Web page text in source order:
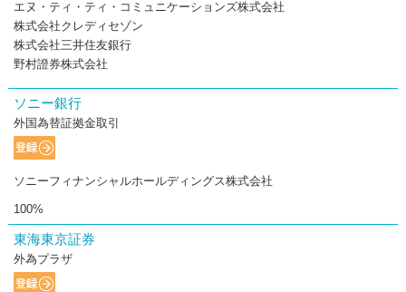
エヌ・ティ・ティ・コミュニケーションズ株式会社
株式会社クレディセゾン
株式会社三井住友銀行
野村證券株式会社
ソニー銀行
外国為替証拠金取引
ソニーフィナンシャルホールディングス株式会社
100%
東海東京証券
外為プラザ